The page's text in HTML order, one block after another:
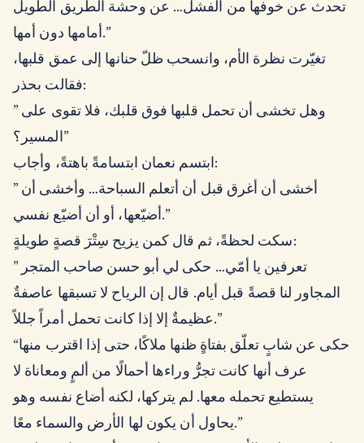
تحدث عن خوفها من الفشل… عن وحشة الطريق الطويل
أمامها دون أمها.”
تغيّرت نظرة الأم، وانسحب ظلّ حنانها إلى عمق قلبها،
فقالت بحذر:
” وهل تخشى أن تحمل قلبها فوق قلبك، فلا تقوى على
المسير؟”
ابتسم نعمان ابتسامةً باهتةً، وأجاب:
” أخشى أن أغرق قبل أن أتعلم السباحة… وأخشى أن
أضيّعها، أو أن أضيّع نفسي.”
سكت لحظةً، ثم قال كمن يزيح سِتْرَ قصةٍ طويلةٍ:
” تعرفين يا أمّي… حكى لي أبو حسن صاحب المتجر
المجاور لنا قصةً قبل أيام. قال إن الرياح لا تسبقها عاصفةٌ
عظيمةٌ إلا إذا كانت تحمل أمراً جللاً.”
“حكى عن شابٍ تعلّق بفتاةٍ ظنها ملاكًا، حتى إذا اقترب منها
عرف أنها كانت تجرُّ وراءها أحمالًا من ألمٍ ومعاناة لا
يستطيع تحمله معها. لم يتركها، لكنه أضاع نفسه وهو
يحاول أن يكون لها الأرض والسماء معًا.”